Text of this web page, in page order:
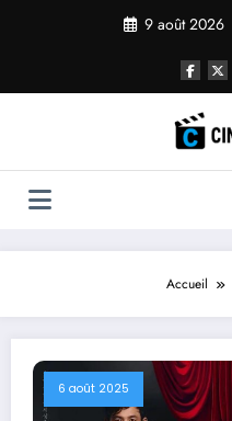
9 août 2026
Accueil
6 août 2025